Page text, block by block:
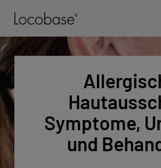
Symptome,
und